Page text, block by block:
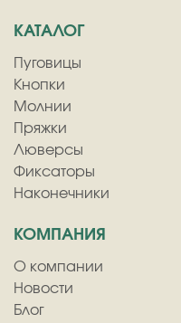
КАТАЛОГ
Пуговицы
Кнопки
Молнии
Пряжки
Люверсы
Фиксаторы
Наконечники
КОМПАНИЯ
О компании
Новости
Блог